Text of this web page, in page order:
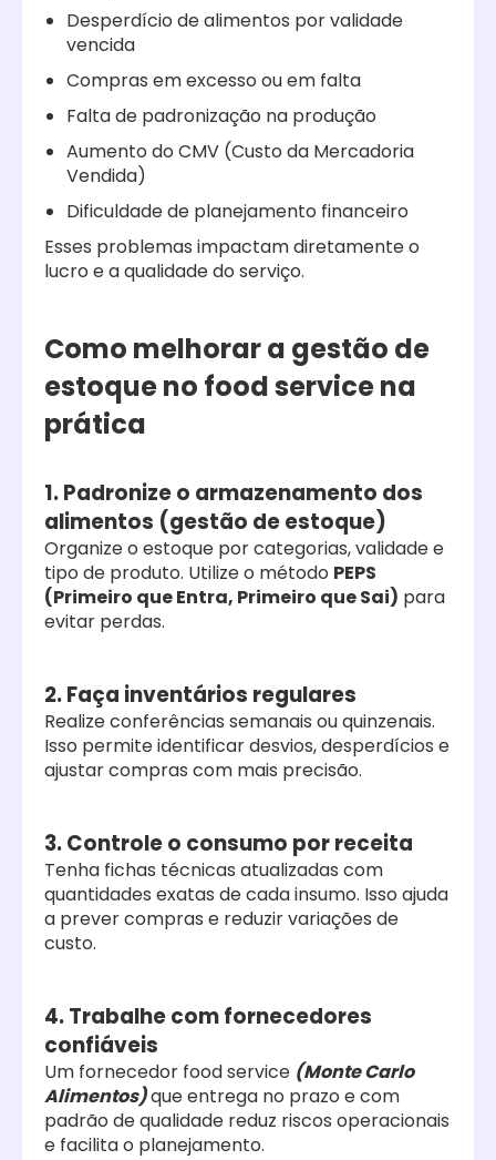
Desperdício de alimentos por validade
vencida
Compras em excesso ou em falta
Falta de padronização na produção
Aumento do CMV (Custo da Mercadoria
Vendida)
Dificuldade de planejamento financeiro
Esses problemas impactam diretamente o
lucro e a qualidade do serviço.
Como melhorar a gestão de
estoque no food service na
prática
1. Padronize o armazenamento dos
alimentos (gestão de estoque)
Organize o estoque por categorias, validade e
tipo de produto. Utilize o método PEPS
(Primeiro que Entra, Primeiro que Sai) para
evitar perdas.
2. Faça inventários regulares
Realize conferências semanais ou quinzenais.
Isso permite identificar desvios, desperdícios e
ajustar compras com mais precisão.
3. Controle o consumo por receita
Tenha fichas técnicas atualizadas com
quantidades exatas de cada insumo. Isso ajuda
a prever compras e reduzir variações de
custo.
4. Trabalhe com fornecedores
confiáveis
Um fornecedor food service (Monte Carlo
Alimentos)que entrega no prazo e com
padrão de qualidade reduz riscos operacionais
e facilita o planejamento.